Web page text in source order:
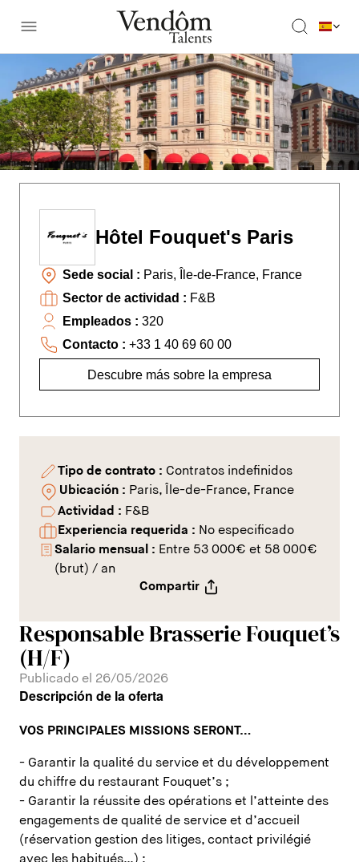
Hôtel Fouquet's Paris
Sede social : Paris, Île-de-France, France
Sector de actividad : F&B
Empleados : 320
Contacto : +33 1 40 69 60 00
Descubre más sobre la empresa
Tipo de contrato : Contratos indefinidos
Ubicación : Paris, Île-de-France, France
Actividad : F&B
Experiencia requerida : No especificado
Salario mensual : Entre 53 000€ et 58 000€
(brut) / an
Compartir
Responsable Brasserie Fouquet’s
(H/F)
Publicado el 26/05/2026
Descripción de la oferta
VOS PRINCIPALES MISSIONS SERONT…
- Garantir la qualité du service et du développement
du chiffre du restaurant Fouquet’s ;
- Garantir la réussite des opérations et l’atteinte des
engagements de qualité de service et d’accueil
(réservation gestion des litiges, contact privilégié